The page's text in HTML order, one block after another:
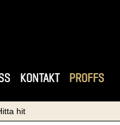
KONTAKT PROFFS
hit